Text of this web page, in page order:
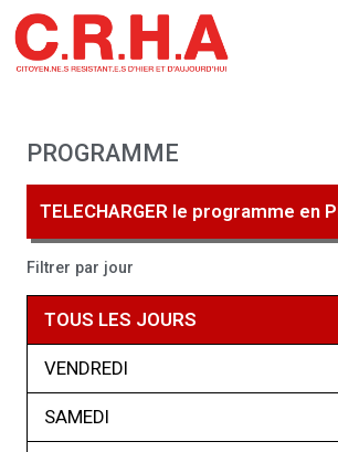
PROGRAMME
TELECHARGER le programme en
Filtrer par jour
TOUS LES JOURS
VENDREDI
SAMEDI